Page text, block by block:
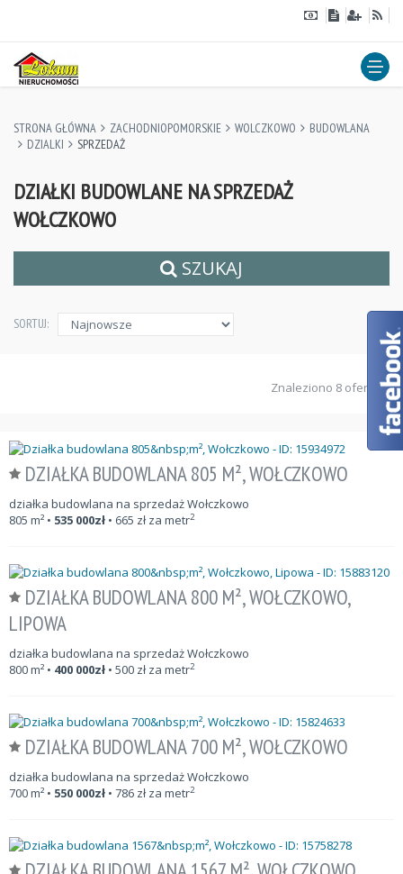
STRONA GŁÓWNA ZACHODNIOPOMORSKIE WOLCZKOWO
BUDOWLANA
DZIALKI
SPRZEDAŻ
DZIAŁKI BUDOWLANE NA SPRZEDAŻ
WOŁCZKOWO
SZUKAJ
SORTUJ:
Znaleziono 8 ofert
DZIAŁKA BUDOWLANA 805 M², WOŁCZKOWO
działka budowlana na sprzedaż Wołczkowo
805 m² • 535 000zł • 665 zł za metr2
DZIAŁKA BUDOWLANA 800 M², WOŁCZKOWO,
LIPOWA
działka budowlana na sprzedaż Wołczkowo
800m² • 400 000zł • 500 zł za metr2
DZIAŁKA BUDOWLANA 700 M², WOŁCZKOWO
działka budowlana na sprzedaż Wołczkowo
700m² • 550 000zł • 786 zł za metr2